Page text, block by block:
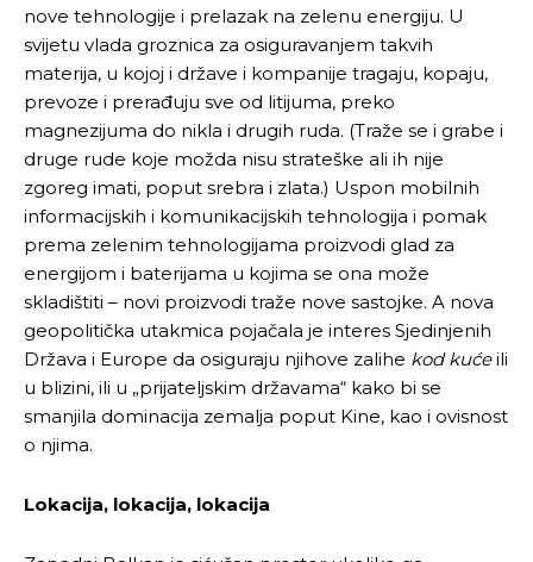
nove tehnologije i prelazak na zelenu energiju. U
svijetu vlada groznica za osiguravanjem takvih
materija, u kojoj i države i kompanije tragaju, kopaju,
prevoze i prerađuju sve od litijuma, preko
magnezijuma do nikla i drugih ruda. (Traže se i grabe i
druge rude koje možda nisu strateške ali ih nije
zgoreg imati, poput srebra i zlata.) Uspon mobilnih
informacijskih i komunikacijskih tehnologija i pomak
prema zelenim tehnologijama proizvodi glad za
energijom i baterijama u kojima se ona može
skladištiti – novi proizvodi traže nove sastojke. A nova
geopolitička utakmica pojačala je interes Sjedinjenih
Država i Europe da osiguraju njihove zalihe kod kućeili
u blizini, ili u „prijateljskim državama“ kako bi se
smanjila dominacija zemalja poput Kine, kao i ovisnost
o njima.
Lokacija, lokacija, lokacija